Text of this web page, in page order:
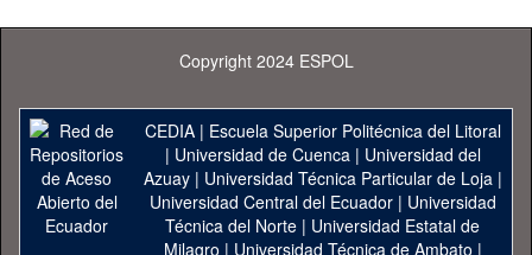
Copyright 2024 ESPOL
CEDIA| Escuela Superior Politécnica del Litoral
| Universidad de Cuenca| Universidad del
Azuay| Universidad Técnica Particular de Loja|
Universidad Central del Ecuador| Universidad
Técnica del Norte | Universidad Estatal de
Milagro | Universidad Técnica de Ambato |